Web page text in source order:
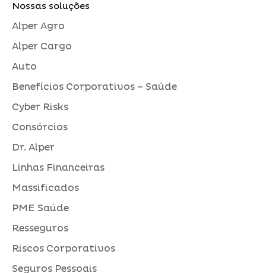
Nossas soluções
Alper Agro
Alper Cargo
Auto
Benefícios Corporativos – Saúde
Cyber Risks
Consórcios
Dr. Alper
Linhas Financeiras
Massificados
PME Saúde
Resseguros
Riscos Corporativos
Seguros Pessoais